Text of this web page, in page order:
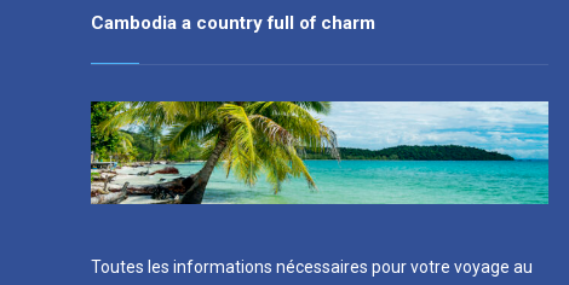
Cambodia a country full of charm
Toutes les informations nécessaires pour votre voyage au